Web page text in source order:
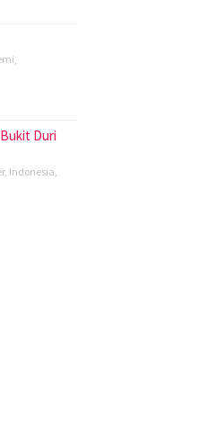
,
Duri
, Indonesia,